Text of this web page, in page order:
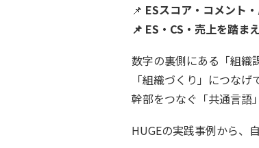
📌 ESスコア・コメント
📌 ES・CS・売上を踏ま
数字の裏側にある「組織
「組織づくり」につな
幹部をつなぐ「共通言語
HUGEの実践事例から、